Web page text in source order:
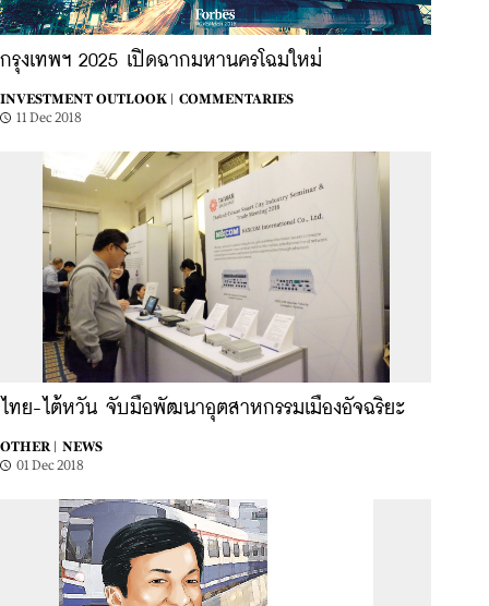
กรุงเทพฯ 2025 เปิดฉากมหานครโฉมใหม่
INVESTMENT OUTLOOK |
COMMENTARIES
11 Dec 2018
ไทย-ไต้หวัน จับมือพัฒนาอุตสาหกรรมเมืองอัจฉริยะ
OTHER |
NEWS
01 Dec 2018